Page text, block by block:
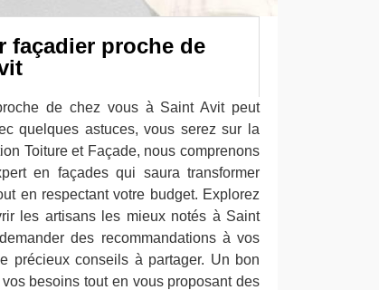
façadier proche de
de chez vous à Saint Avit peut
quelques astuces, vous serez sur la
Toiture et Façade, nous comprenons
en façades qui saura transformer
en respectant votre budget. Explorez
les artisans les mieux notés à Saint
des recommandations à vos
précieux conseils à partager. Un bon
besoins tout en vous proposant des